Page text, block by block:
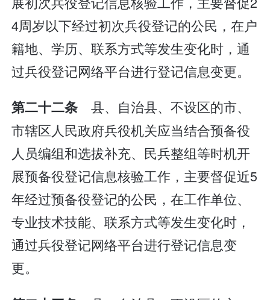
4周岁以下经过初次兵役登记的公民，在户
籍地、学历、联系方式等发生变化时，通
过兵役登记网络平台进行登记信息变更。
第二十二条 县、自治县、不设区的市、
市辖区人民政府兵役机关应当结合预备役
人员编组和选拔补充、民兵整组等时机开
展预备役登记信息核验工作，主要督促近5
年经过预备役登记的公民，在工作单位、
专业技术技能、联系方式等发生变化时，
通过兵役登记网络平台进行登记信息变
更。